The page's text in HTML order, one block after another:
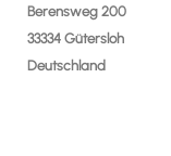
Berensweg 200
33334 Gütersloh
Deutschland